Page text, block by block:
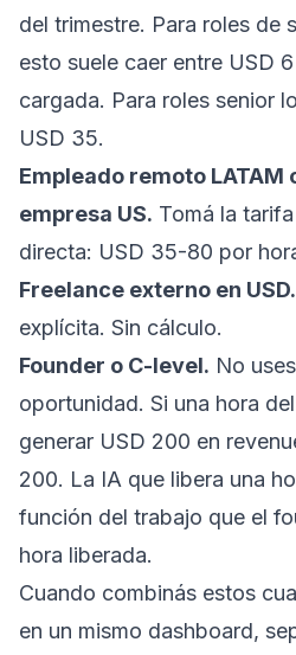
del trimestre. Para roles de
esto suele caer entre USD
cargada. Para roles senior
USD 35.
Empleado remoto
empresa US. Tomá la
directa: USD 35-80 por
Freelance externo en USD.
explícita. Sin cálculo.
Founder o C-level. No
oportunidad. Si una hora
generar USD 200 en
200. La IA que libera una
función del trabajo que el
hora liberada.
Cuando combinás estos
en un mismo dashboard,